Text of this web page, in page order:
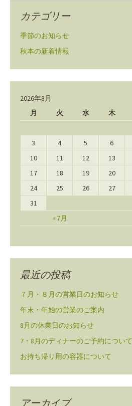
カテゴリー
季節のお知らせ
秋本の新着情報
2026年8月
月
火 水 木
« 7月
3
4 5 6
10
11 12 13
17
18 19 20
24
25 26 27
31
最近の投稿
７月・８月の営業日のお知らせ
年末・年始の営業のご案内
8月の休業日のお知らせ
7・8月のディナーのご予約について
お持ち帰り用の容器について
アーカイブ